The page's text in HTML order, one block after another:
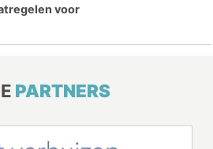
voor
PARTNERS